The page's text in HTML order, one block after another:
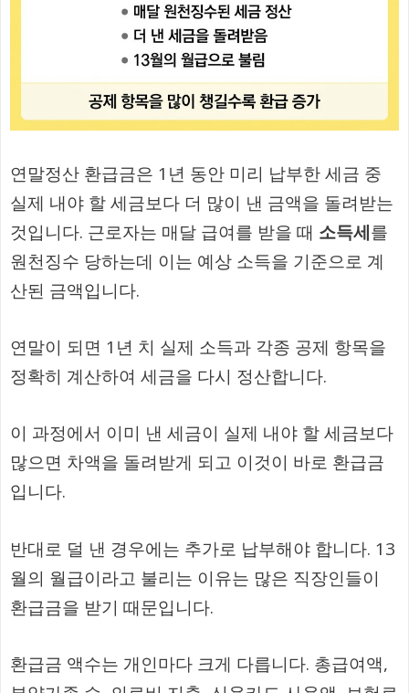
연말정산 환급금은 1년 동안 미리 납부한 세금 중
실제 내야 할 세금보다 더 많이 낸 금액을 돌려받는
것입니다. 근로자는 매달 급여를 받을 때 소득세를
원천징수 당하는데 이는 예상 소득을 기준으로 계
산된 금액입니다.
연말이 되면 1년 치 실제 소득과 각종 공제 항목을
정확히 계산하여 세금을 다시 정산합니다.
이 과정에서 이미 낸 세금이 실제 내야 할 세금보다
많으면 차액을 돌려받게 되고 이것이 바로 환급금
입니다.
반대로 덜 낸 경우에는 추가로 납부해야 합니다. 13
월의 월급이라고 불리는 이유는 많은 직장인들이
환급금을 받기 때문입니다.
환급금 액수는 개인마다 크게 다릅니다. 총급여액,